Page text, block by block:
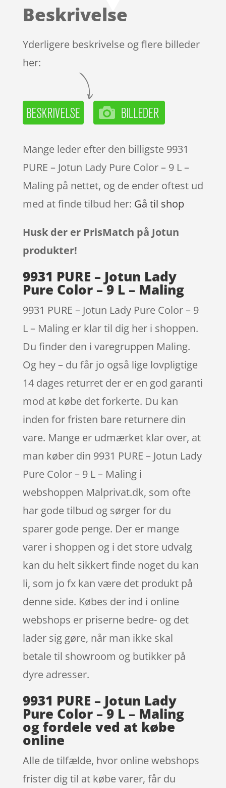
Beskrivelse
Yderligere beskrivelse og flere billeder
her:
Mange leder efter den billigste 9931
PURE – Jotun Lady Pure Color – 9 L –
Maling på nettet, og de ender oftest ud
med at finde tilbud her: Gå til shop
Husk der er PrisMatch på Jotun
produkter!
9931 PURE – Jotun Lady
Pure Color – 9 L – Maling
9931 PURE – Jotun Lady Pure Color – 9
L – Maling er klar til dig her i shoppen.
Du finder den i varegruppen Maling.
Og hey – du får jo også lige lovpligtige
14 dages returret der er en god garanti
mod at købe det forkerte. Du kan
inden for fristen bare returnere din
vare. Mange er udmærket klar over, at
man køber din 9931 PURE – Jotun Lady
Pure Color – 9 L – Maling i
webshoppen Malprivat.dk, som ofte
har gode tilbud og sørger for du
sparer gode penge. Der er mange
varer i shoppen og i det store udvalg
kan du helt sikkert finde noget du kan
li, som jo fx kan være det produkt på
denne side. Købes der ind i online
webshops er priserne bedre- og det
lader sig gøre, når man ikke skal
betale til showroom og butikker på
dyre adresser.
9931 PURE – Jotun Lady
Pure Color – 9 L – Maling
og fordele ved at købe
online
Alle de tilfælde, hvor online webshops
frister dig til at købe varer, får du